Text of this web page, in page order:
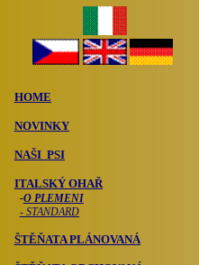
HOME
NOVINKY
NAŠI PSI
ITALSKÝ OHAŘ
-O PLEMENI
- STANDARD
ŠTĚŇATA PLÁNOVANÁ